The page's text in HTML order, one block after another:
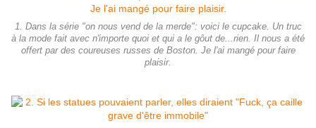
1. Dans la série "on nous vend de la merde": voici le cupcake. Un truc
à la mode fait avec n'importe quoi et qui a le gôut de...rien. Il nous a été
offert par des coureuses russes de Boston. Je l'ai mangé pour faire
plaisir.